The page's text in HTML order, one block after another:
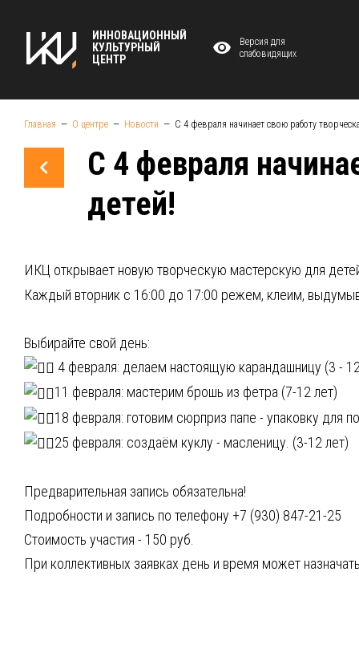
ИННОВАЦИОННЫЙ
КУЛЬТУРНЫЙ
ЦЕНТР
Версия для
слабовидящих
Главная О центре Новости С 4 февраля начинает свою работу
С 4 февраля
детей!
ИКЦ открывает новую творческую мастерскую для
Каждый вторник с 16:00 до 17:00 режем, клеим,
Выбирайте свой день:
4 февраля: делаем настоящую карандашницу (3 -
11 февраля: мастерим брошь из фетра (7-12 лет)
18 февраля: готовим сюрприз папе - упаковку для
25 февраля: создаём куклу - масленицу. (3-12 лет)
Предварительная запись обязательна!
Подробности и запись по телефону +7 (930) 847-21-25
Стоимость участия - 150 руб.
При коллективных заявках день и время может